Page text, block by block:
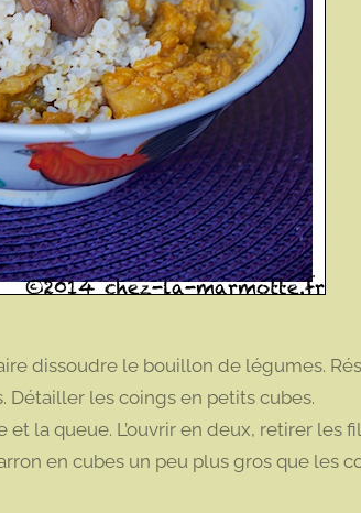
dissoudre le bouillon de légumes.
Détailler les coings en petits cubes.
la queue. L’ouvrir en deux, retirer les
en cubes un peu plus gros que les